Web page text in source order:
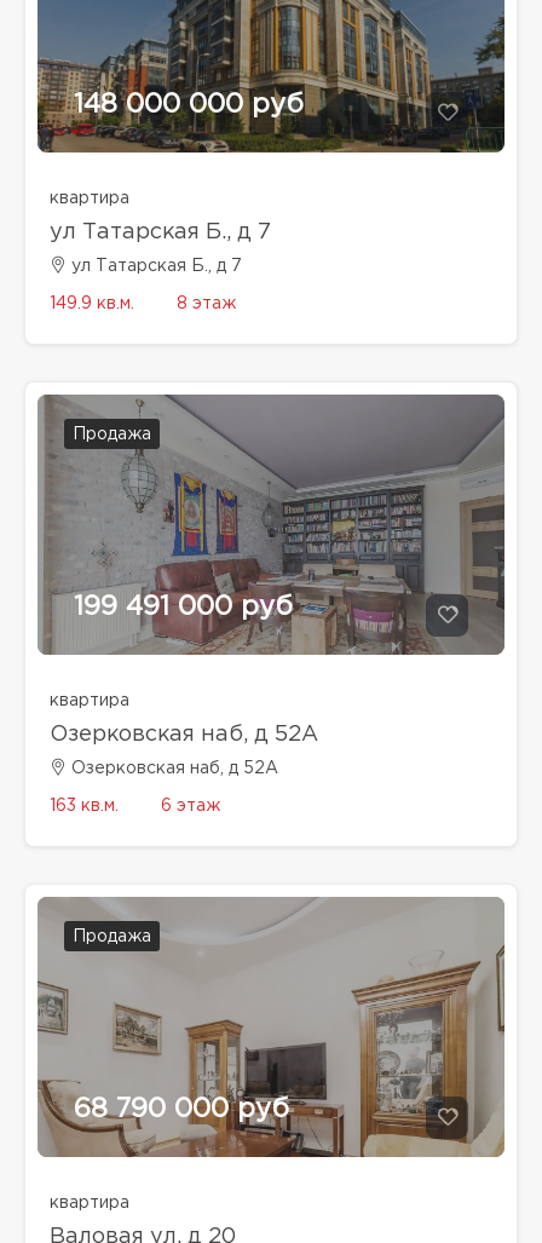
148 000 000 руб
квартира
ул Татарская Б., д 7
ул Татарская Б., д 7
149.9 кв.м. 8 этаж
Продажа
199 491 000 руб
квартира
Озерковская наб, д 52А
Озерковская наб, д 52А
163 кв.м. 6 этаж
Продажа
68 790 000 руб
квартира
Валовая ул, д 20